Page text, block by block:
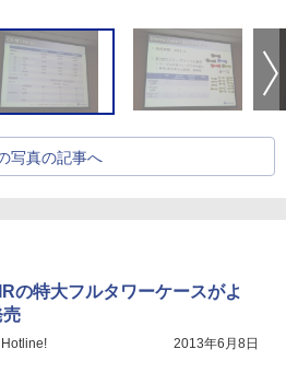
写真の記事へ
の特大フルタワーケースがよ
売
2013年6月8日